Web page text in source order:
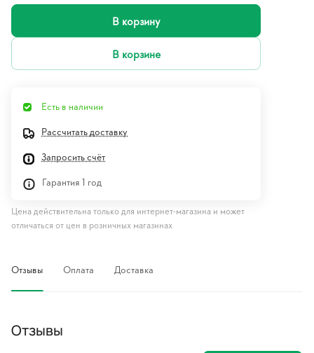
В корзину
В корзине
Есть в наличии
Рассчитать доставку
Запросить счёт
Гарантия 1 год
Цена действительна только для интернет-магазина и может
отличаться от цен в розничных магазинах
Отзывы Оплата Доставка
Отзывы